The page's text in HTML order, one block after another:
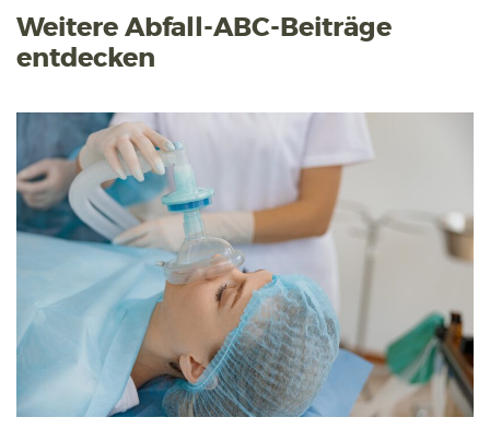
Weitere Abfall-ABC-Beiträge
entdecken